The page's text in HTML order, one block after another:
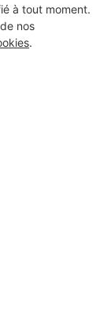
à tout moment.
nos
.